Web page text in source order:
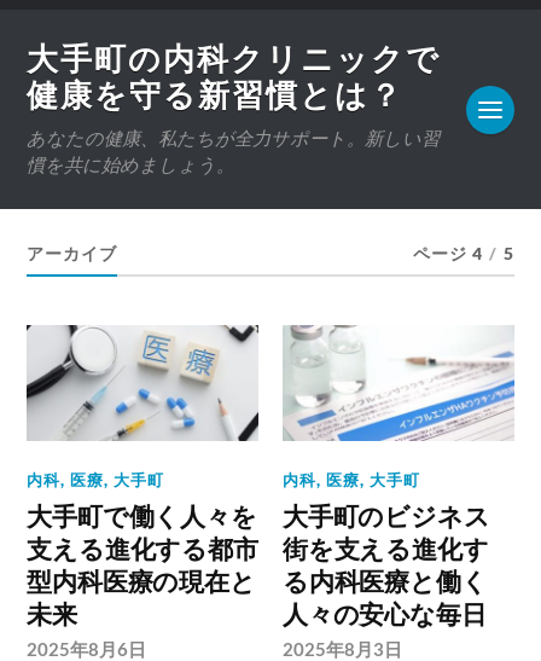
大手町の内科クリニックで
健康を守る新習慣とは？
あなたの健康、私たちが全力サポート。新しい習
慣を共に始めましょう。
アーカイブ ページ 4 / 5
内科, 医療,大手町
大手町で働く人々を
支える進化する都市
型内科医療の現在と
未来
2025年8月6日
内科, 医療,大手町
大手町のビジネス
街を支える進化す
る内科医療と働く
人々の安心な毎日
2025年8月3日